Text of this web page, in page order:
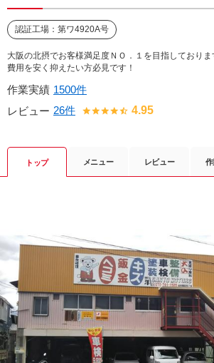
認証工場：第ワ4920A号
大阪の北摂でお客様満足度ＮＯ．１を目指しており
費用を安く抑えたい方必見です！
作業実績 1500件
レビュー 26件 4.95
トップ メニュー レビュー